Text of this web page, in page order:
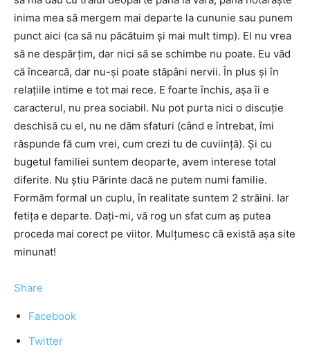
inima mea să mergem mai departe la cununie sau punem
punct aici (ca să nu păcătuim şi mai mult timp). El nu vrea
să ne despărţim, dar nici să se schimbe nu poate. Eu văd
că încearcă, dar nu-şi poate stăpâni nervii. În plus şi în
relaţiile intime e tot mai rece. E foarte închis, aşa îi e
caracterul, nu prea sociabil. Nu pot purta nici o discuţie
deschisă cu el, nu ne dăm sfaturi (când e întrebat, îmi
răspunde fă cum vrei, cum crezi tu de cuviinţă). Şi cu
bugetul familiei suntem deoparte, avem interese total
diferite. Nu ştiu Părinte dacă ne putem numi familie.
Formăm formal un cuplu, în realitate suntem 2 străini. Iar
fetiţa e departe. Daţi-mi, vă rog un sfat cum aş putea
proceda mai corect pe viitor. Mulţumesc că există aşa site
minunat!
Share
Facebook
Twitter